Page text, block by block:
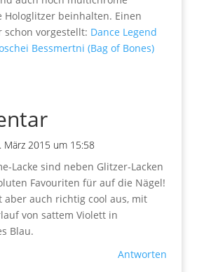
Hologlitzer beinhalten. Einen
vorgestellt: Dance Legend
Bessmertni (Bag of Bones)
März 2015 um 15:58
Lacke sind neben Glitzer-Lacken
Favouriten für auf die Nägel!
aber auch richtig cool aus, mit
von sattem Violett in
Blau.
Antworten